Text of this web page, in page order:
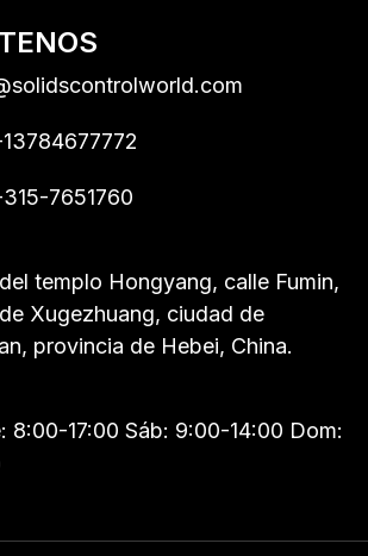
7651760
templo Hongyang, calle Fumin,
Xugezhuang, ciudad de
provincia de Hebei, China.
8:00-17:00 Sáb: 9:00-14:00 Dom: